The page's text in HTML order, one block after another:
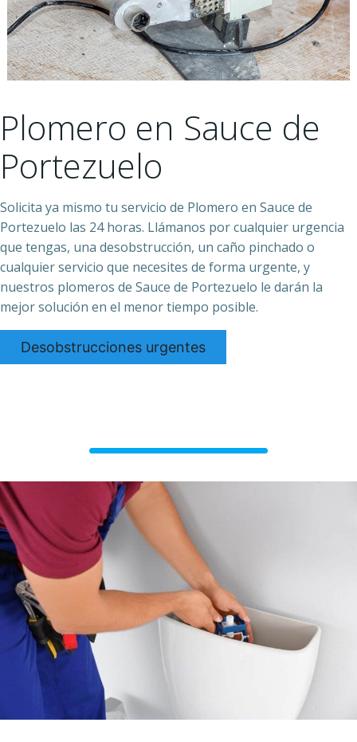
Plomero en Sauce de
Portezuelo
Solicita ya mismo tu servicio de Plomero en Sauce de
Portezuelo las 24 horas. Llámanos por cualquier urgencia
que tengas, una desobstrucción, un caño pinchado o
cualquier servicio que necesites de forma urgente, y
nuestros plomeros de Sauce de Portezuelo le darán la
mejor solución en el menor tiempo posible.
Desobstrucciones urgentes